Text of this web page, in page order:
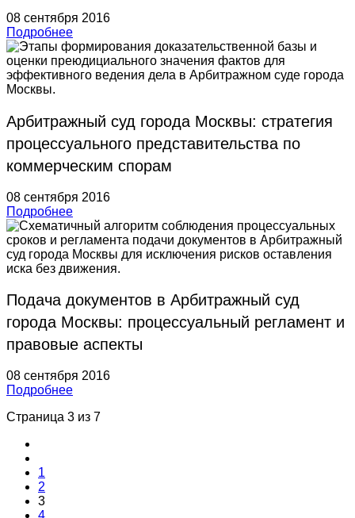
08 сентября 2016
Подробнее
Арбитражный суд города Москвы: стратегия
процессуального представительства по
коммерческим спорам
08 сентября 2016
Подробнее
Подача документов в Арбитражный суд
города Москвы: процессуальный регламент и
правовые аспекты
08 сентября 2016
Подробнее
Страница 3 из 7
1
2
3
4